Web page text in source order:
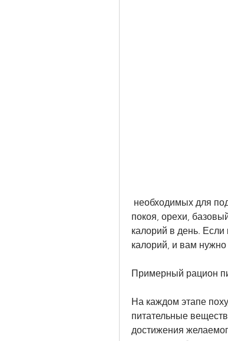
покоя, орехи,
калорий в день. Если
калорий, и вам нужно
Примерный рацион
На каждом этапе
питательные
достижения